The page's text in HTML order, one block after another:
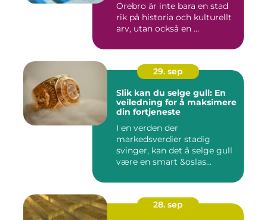
Örebro är inte bara en stad
rik på historia och kulturellt
arv, utan också en ...
29. sep
Slik kan du selge gull: En
veiledning for å maksimere
din fortjeneste
I en verden der
markedsverdier stadig
svinger, kan det å selge gull
være en smart &oslas...
28. sep